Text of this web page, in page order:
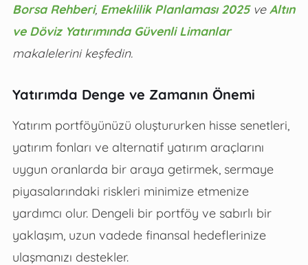
Borsa Rehberi, Emeklilik Planlaması 2025veAltın
ve Döviz Yatırımında Güvenli Limanlar
makalelerini keşfedin.
Yatırımda Denge ve Zamanın Önemi
Yatırım portföyünüzü oluştururken hisse senetleri,
yatırım fonları ve alternatif yatırım araçlarını
uygun oranlarda bir araya getirmek, sermaye
piyasalarındaki riskleri minimize etmenize
yardımcı olur. Dengeli bir portföy ve sabırlı bir
yaklaşım, uzun vadede finansal hedeflerinize
ulaşmanızı destekler.